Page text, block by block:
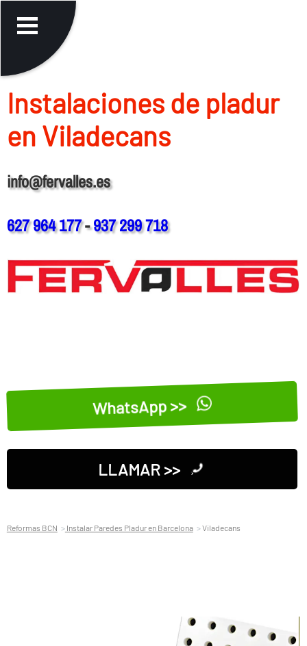
Instalaciones de pladur
en Viladecans
info@fervalles.es
627 964 177-937 299 718
WhatsApp >>
LLAMAR >>
Reformas BCN Instalar Paredes Pladur en Barcelona Viladecans